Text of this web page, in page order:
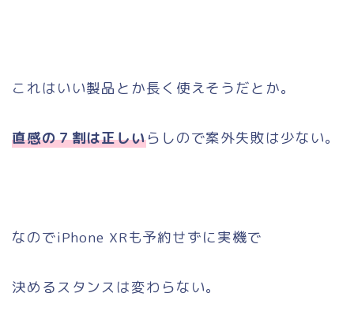
これはいい製品とか長く使えそうだとか。
直感の７割は正しいらしので案外失敗は少ない。
なのでiPhone XRも予約せずに実機で
決めるスタンスは変わらない。